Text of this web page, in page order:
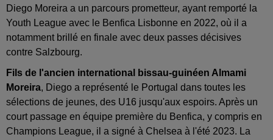
Diego Moreira a un parcours prometteur, ayant remporté la
Youth League avec le Benfica Lisbonne en 2022, où il a
notamment brillé en finale avec deux passes décisives
contre Salzbourg.
Fils de l'ancien international bissau-guinéen Almami
Moreira, Diego a représenté le Portugal dans toutes les
sélections de jeunes, des U16 jusqu'aux espoirs. Après un
court passage en équipe première du Benfica, y compris en
Champions League, il a signé à Chelsea à l'été 2023. La